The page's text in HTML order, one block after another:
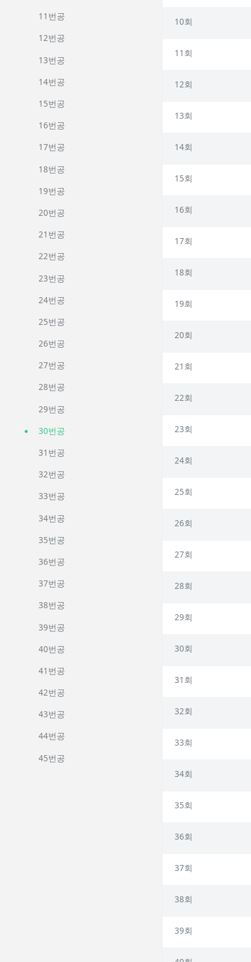
11번공
12번공
13번공
14번공
15번공
16번공
17번공
18번공
19번공
20번공
21번공
22번공
23번공
24번공
25번공
26번공
27번공
28번공
29번공
30번공
31번공
32번공
33번공
34번공
35번공
36번공
37번공
38번공
39번공
40번공
41번공
42번공
43번공
44번공
45번공
10회
11회
12회
13회
14회
15회
16회
17회
18회
19회
20회
21회
22회
23회
24회
25회
26회
27회
28회
29회
30회
31회
32회
33회
34회
35회
36회
37회
38회
39회